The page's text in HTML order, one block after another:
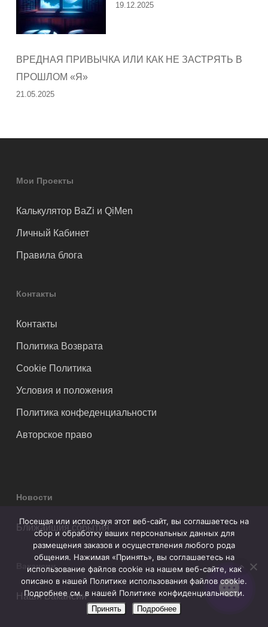
19.12.2025
ВРЕДНАЯ ПРИВЫЧКА ИЛИ КАК НЕ ЗАСТРЯТЬ В
ПРОШЛОМ «Я»
21.05.2025
Мои Проекты
Калькулятор BaZi и QiMen
Личный Кабинет
Правила блога
Контакты
Контакты
Политика Возврата
Cookie Политика
Условия и положения
Политика конфеденциальности
Авторское право
Новости
Ближайшия события
Вакансии
Наши Вакансии
Посещая или используя этот веб-сайт, вы соглашаетесь на
сбор и обработку ваших персональных данных для
размещения заказов и осуществления любого рода
общения. Нажимая «Принять», вы соглашаетесь на
использование файлов cookie на нашем веб-сайте, как
описано в нашей Политике использования файлов cookie.
Подробнее см. в нашей Политике конфиденциальности.
Принять Подробнее